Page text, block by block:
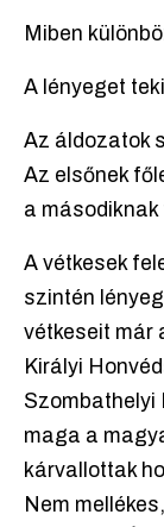
Miben
A lényeget
Az áldozatok
Az elsőnek
a
A vétkesek
szintén
vétkeseit már
Királyi
Szombathelyi
maga a
kárvallottak
Nem